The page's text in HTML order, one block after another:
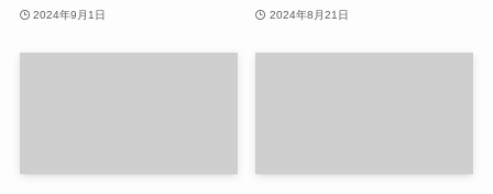
2024年9月1日 2024年8月21日